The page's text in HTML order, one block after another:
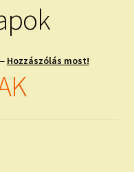
Hozzászólás most!